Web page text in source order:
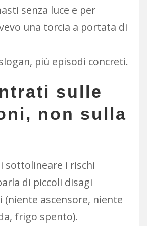
senza luce e per
una torcia a portata di
più episodi concreti.
sulle
non sulla
sottolineare i rischi
di piccoli disagi
(niente ascensore, niente
frigo spento).